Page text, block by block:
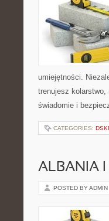
umiejętności.
trenujesz
świadomie i
CATEGORIES:
ALBANIA I
POSTED BY ADMIN